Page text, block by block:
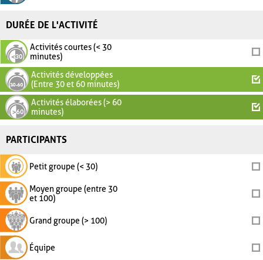
DURÉE DE L'ACTIVITÉ
Activités courtes (< 30
minutes)
Activités développées
(Entre 30 et 60 minutes)
Activités élaborées (> 60
minutes)
PARTICIPANTS
Petit groupe (< 30)
Moyen groupe (entre 30
et 100)
Grand groupe (> 100)
Équipe